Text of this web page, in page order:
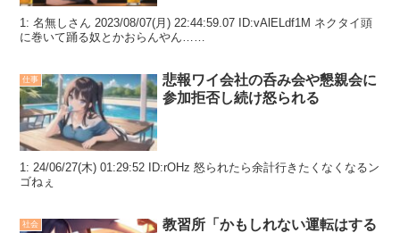
1: 名無しさん 2023/08/07(月) 22:44:59.07 ID:vAlELdf1M ネクタイ頭
に巻いて踊る奴とかおらんやん……
仕事
悲報ワイ会社の呑み会や懇親会に
参加拒否し続け怒られる
1: 24/06/27(木) 01:29:52 ID:rOHz 怒られたら余計行きたくなくなるン
ゴねぇ
社会
教習所「かもしれない運転はする